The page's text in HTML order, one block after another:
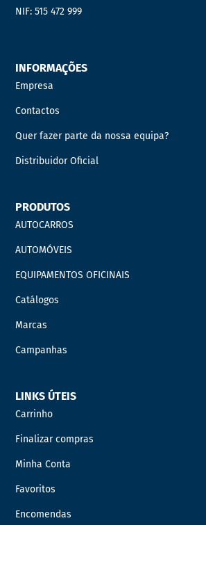
NIF: 515 472 999
INFORMAÇÕES
Empresa
Contactos
Quer fazer parte da nossa equipa?
Distribuidor Oficial
PRODUTOS
AUTOCARROS
AUTOMÓVEIS
EQUIPAMENTOS OFICINAIS
Catálogos
Marcas
Campanhas
LINKS ÚTEIS
Carrinho
Finalizar compras
Minha Conta
Favoritos
Encomendas